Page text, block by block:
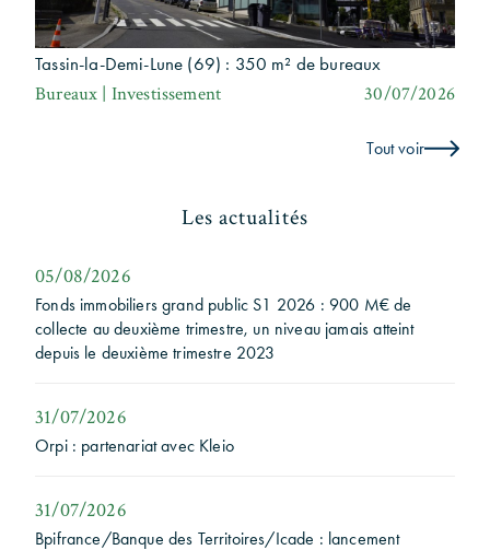
Tassin-la-Demi-Lune (69) : 350 m² de bureaux
Bureaux | Investissement 30/07/2026
Tout voir
Les actualités
05/08/2026
Fonds immobiliers grand public S1 2026 : 900 M€ de
collecte au deuxième trimestre, un niveau jamais atteint
depuis le deuxième trimestre 2023
31/07/2026
Orpi : partenariat avec Kleio
31/07/2026
Bpifrance/Banque des Territoires/Icade : lancement